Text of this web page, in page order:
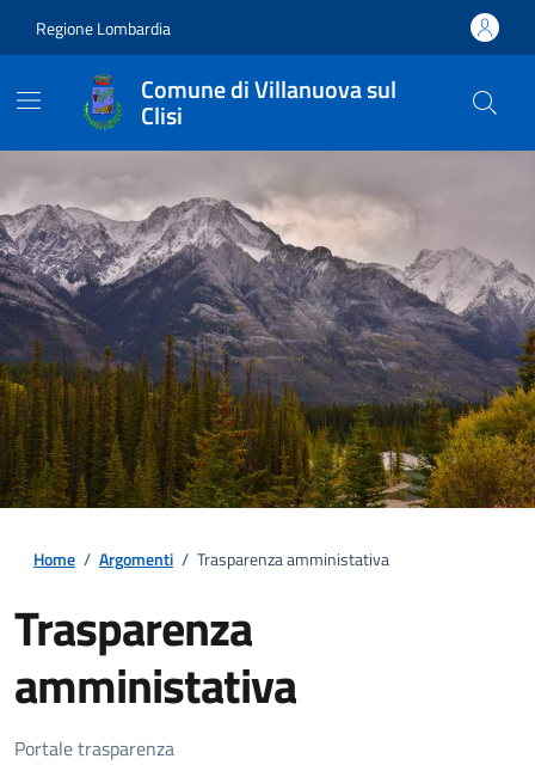
Regione Lombardia
Comune di Villanuova sul
Clisi
Home / Argomenti / Trasparenza amministativa
Trasparenza
amministativa
Dettagli della notizia
Portale trasparenza